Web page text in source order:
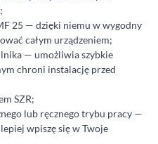
25 — dzięki niemu w wygodny
całym urządzeniem;
— umożliwia szybkie
chroni instalację przed
SZR;
lub ręcznego trybu pracy —
wpiszę się w Twoje